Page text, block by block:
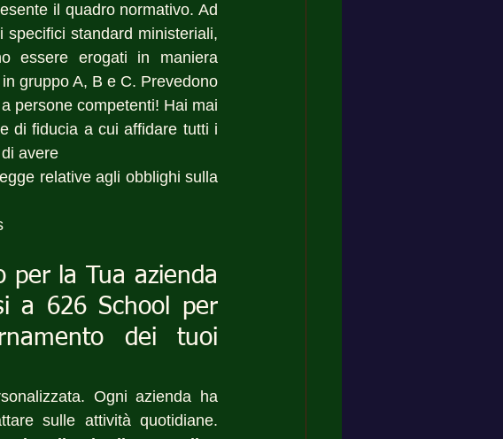
il quadro normativo. Ad
specifici standard ministeriali,
essere erogati in maniera
gruppo A, B e C. Prevedono
persone competenti! Hai mai
di fiducia a cui affidare tutti i
avere
relative agli obblighi sulla
per la Tua azienda
a 626 School per
dei tuoi
Ogni azienda ha
sulle attività quotidiane.